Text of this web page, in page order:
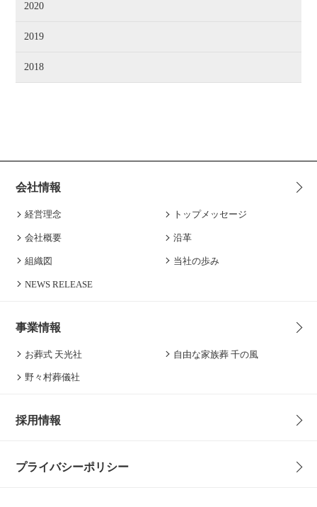
2020
2019
2018
会社情報
経営理念 トップメッセージ
会社概要 沿革
組織図 当社の歩み
NEWS RELEASE
事業情報
お葬式 天光社 自由な家族葬 千の風
野々村葬儀社
採用情報
プライバシーポリシー